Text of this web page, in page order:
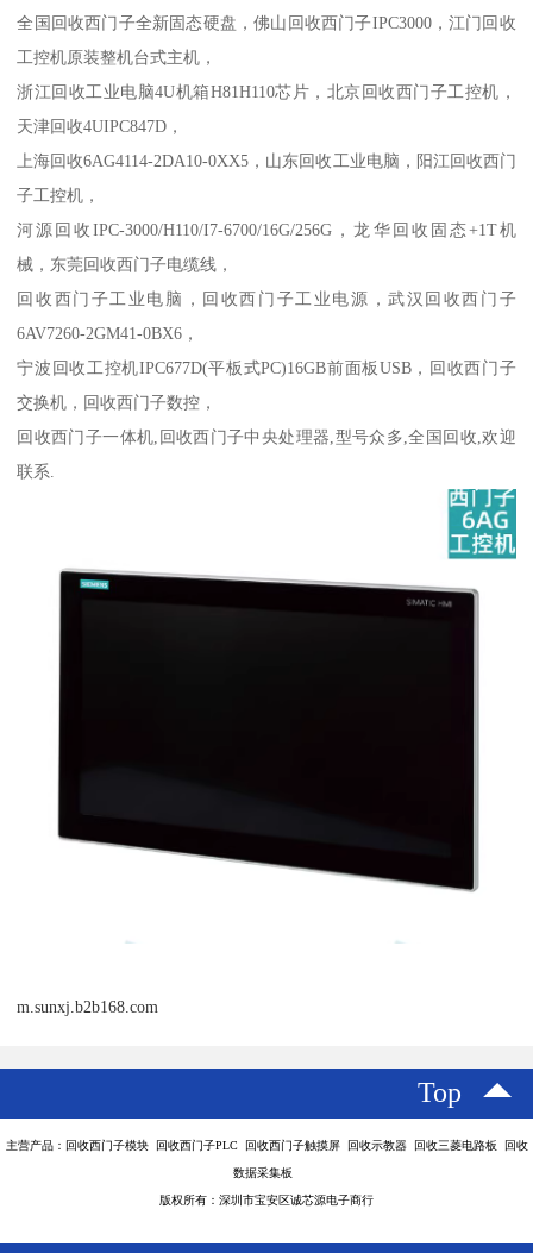
全国回收西门子全新固态硬盘，佛山回收西门子IPC3000，江门回收
工控机原装整机台式主机，
浙江回收工业电脑4U机箱H81H110芯片，北京回收西门子工控机，
天津回收4UIPC847D，
上海回收6AG4114-2DA10-0XX5，山东回收工业电脑，阳江回收西门
子工控机，
河源回收IPC-3000/H110/I7-6700/16G/256G，龙华回收固态+1T机
械，东莞回收西门子电缆线，
回收西门子工业电脑，回收西门子工业电源，武汉回收西门子
6AV7260-2GM41-0BX6，
宁波回收工控机IPC677D(平板式PC)16GB前面板USB，回收西门子
交换机，回收西门子数控，
回收西门子一体机,回收西门子中央处理器,型号众多,全国回收,欢迎
联系.
m.sunxj.b2b168.com
Top
主营产品：回收西门子模块 回收西门子PLC 回收西门子触摸屏 回收示教器 回收三菱电路板 回收
数据采集板
版权所有：深圳市宝安区诚芯源电子商行